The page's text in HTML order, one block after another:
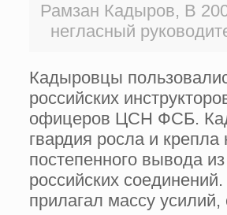
Рамзан Кадыров, В
негласный
Кадыровцы
российских
офицеров ЦСН ФСБ.
гвардия росла и
постепенного вывода
российских
прилагал массу усилий,